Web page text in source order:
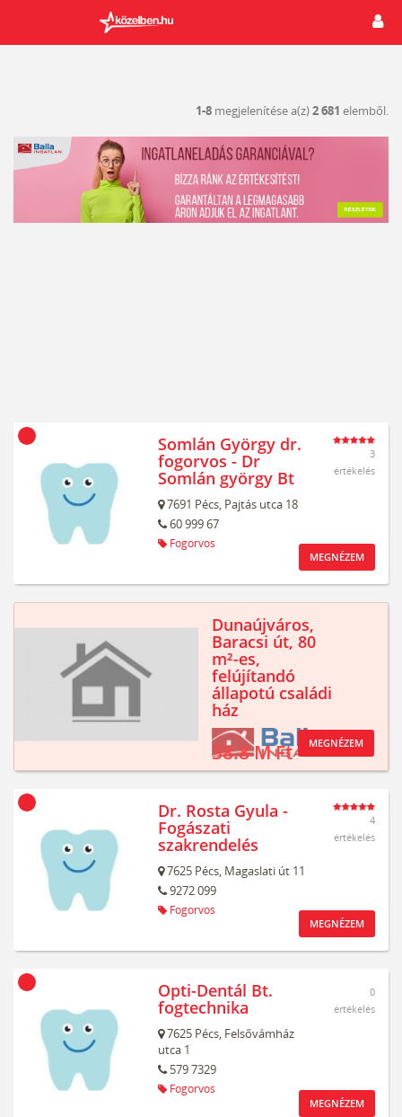
1-8 megjelenítése a(z)2 681 elemből.
Somlán György dr.
fogorvos - Dr
Somlán györgy Bt
7691 Pécs, Pajtás utca 18
60 999 67
Fogorvos
3
értékelés
MEGNÉZEM
Dunaújváros,
Baracsi út, 80
m²-es,
felújítandó
állapotú családi
ház
38.8 M Ft MEGNÉZEM
Dr. Rosta Gyula -
Fogászati
szakrendelés
7625 Pécs, Magaslati út 11
9272 099
Fogorvos
4
értékelés
MEGNÉZEM
Opti-Dentál Bt.
fogtechnika
7625 Pécs, Felsővámház
utca 1
579 7329
Fogorvos
0
értékelés
MEGNÉZEM